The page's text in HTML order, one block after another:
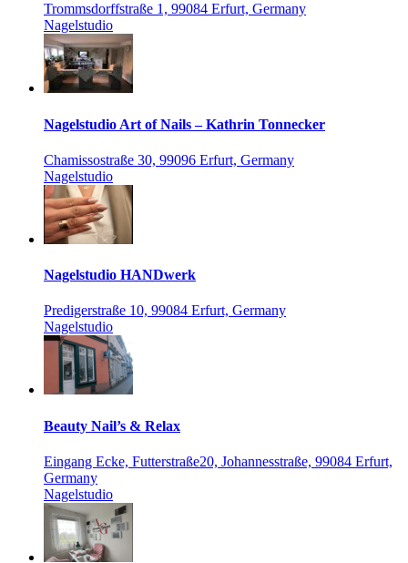
Trommsdorffstraße 1, 99084 Erfurt, Germany
Nagelstudio
Nagelstudio Art of Nails – Kathrin Tonnecker
Chamissostraße 30, 99096 Erfurt, Germany
Nagelstudio
Nagelstudio HANDwerk
Predigerstraße 10, 99084 Erfurt, Germany
Nagelstudio
Beauty Nail’s & Relax
Eingang Ecke, Futterstraße20, Johannesstraße, 99084 Erfurt,
Germany
Nagelstudio